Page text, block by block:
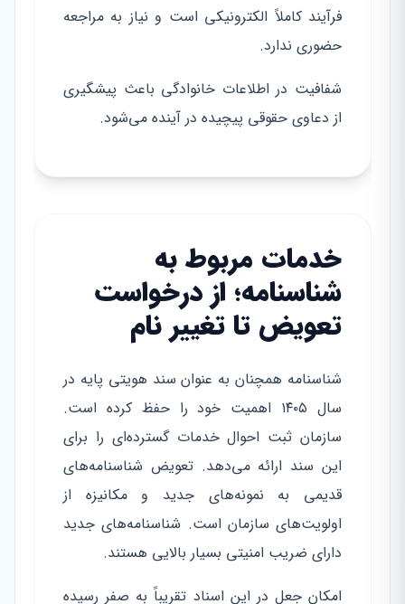
فرآیند کاملاً الکترونیکی است و نیاز به مراجعه
حضوری ندارد.
شفافیت در اطلاعات خانوادگی باعث پیشگیری
از دعاوی حقوقی پیچیده در آینده می‌شود.
خدمات مربوط به
شناسنامه؛ از درخواست
تعویض تا تغییر نام
شناسنامه همچنان به عنوان سند هویتی پایه در
سال ۱۴۰۵ اهمیت خود را حفظ کرده است.
سازمان ثبت احوال خدمات گسترده‌ای را برای
این سند ارائه می‌دهد. تعویض شناسنامه‌های
قدیمی به نمونه‌های جدید و مکانیزه از
اولویت‌های سازمان است. شناسنامه‌های جدید
دارای ضریب امنیتی بسیار بالایی هستند.
امکان جعل در این اسناد تقریباً به صفر رسیده